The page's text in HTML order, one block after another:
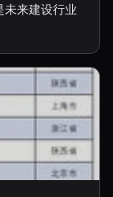
未来建设行业